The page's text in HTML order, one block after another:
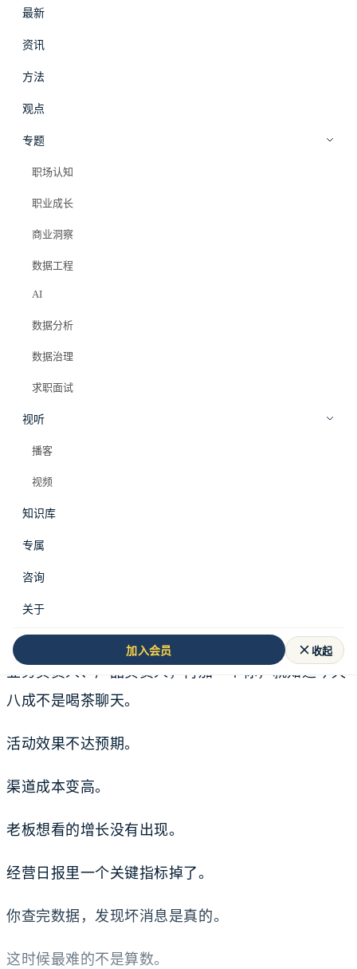
最新
资讯
方法
观点
专题
职场认知
职业成长
商业洞察
数据工程
AI
数据分析
数据治理
求职面试
视听
播客
视频
知识库
专属
咨询
关于
加入会员 收起
数据分析
数据分析师的坏消息表达模板：怎么
把问题讲清楚又不背锅
Elazer (石头)
2026年7月5日
#数据表达#坏消息
PRO 会员专属
数据分析师有一类会，开之前就知道气氛不会太好。
你甚至不用看会议标题。只要看到参会人里有老板、
业务负责人、产品负责人，再加一个你，就知道今天
八成不是喝茶聊天。
活动效果不达预期。
渠道成本变高。
老板想看的增长没有出现。
经营日报里一个关键指标掉了。
你查完数据，发现坏消息是真的。
这时候最难的不是算数。